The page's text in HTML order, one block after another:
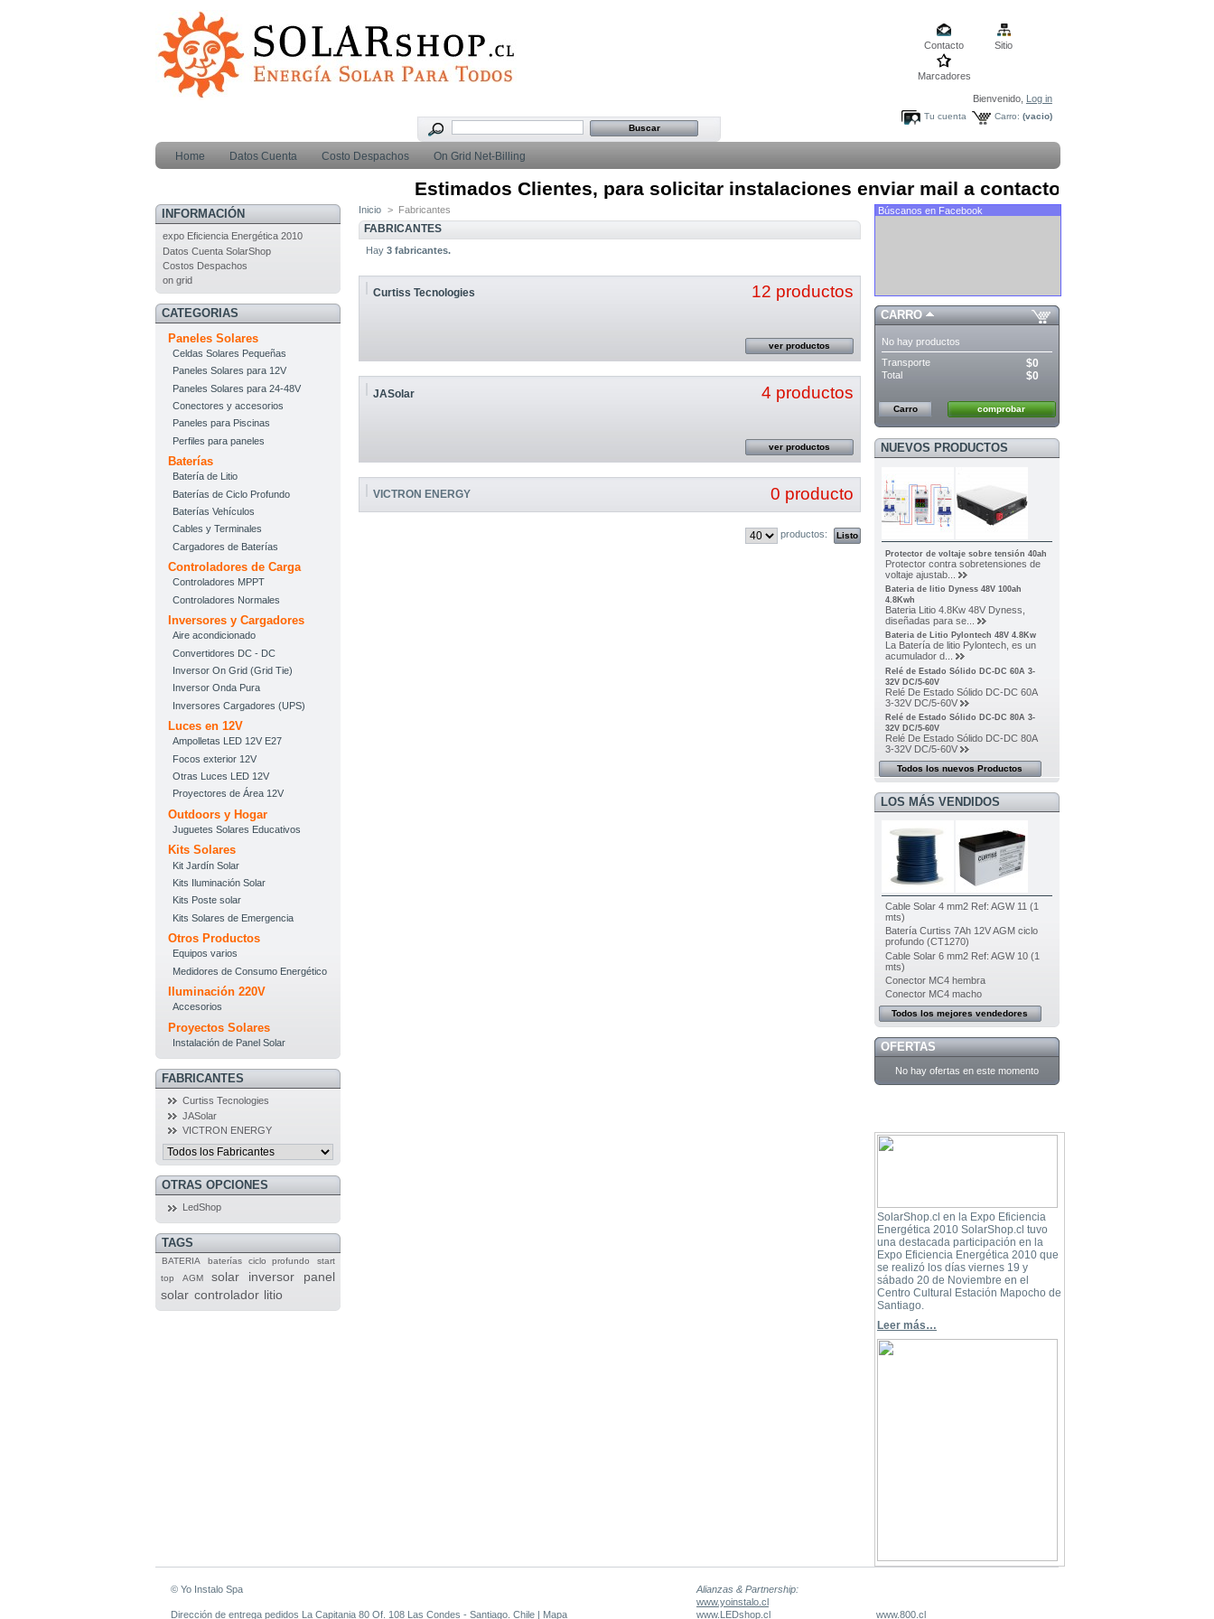
Contacto Sitio
Marcadores
Bienvenido, Log in
Carro: (vacio)
Tu cuenta
Home Datos Cuenta Costo Despachos On Grid Net-Billing
Estimados Clientes, para solicitar instalaciones enviar mail a contacto@yoinstalo.cl
INFORMACIÓN
expo Eficiencia Energética 2010
Datos Cuenta SolarShop
Costos Despachos
on grid
CATEGORIAS
Paneles Solares
Celdas Solares Pequeñas
Paneles Solares para 12V
Paneles Solares para 24-48V
Conectores y accesorios
Paneles para Piscinas
Perfiles para paneles
Baterías
Batería de Litio
Baterías de Ciclo Profundo
Baterías Vehículos
Cables y Terminales
Cargadores de Baterías
Controladores de Carga
Controladores MPPT
Controladores Normales
Inversores y Cargadores
Aire acondicionado
Convertidores DC - DC
Inversor On Grid (Grid Tie)
Inversor Onda Pura
Inversores Cargadores (UPS)
Luces en 12V
Ampolletas LED 12V E27
Focos exterior 12V
Otras Luces LED 12V
Proyectores de Área 12V
Outdoors y Hogar
Juguetes Solares Educativos
Kits Solares
Kit Jardín Solar
Kits Iluminación Solar
Kits Poste solar
Kits Solares de Emergencia
Otros Productos
Equipos varios
Medidores de Consumo Energético
Iluminación 220V
Accesorios
Proyectos Solares
Instalación de Panel Solar
FABRICANTES
Curtiss Tecnologies
JASolar
VICTRON ENERGY
OTRAS OPCIONES
LedShop
TAGS
BATERIA baterías ciclo profundo
start
top
AGM solar inversor
panel
solar controlador litio
Inicio > Fabricantes
FABRICANTES
Hay 3 fabricantes.
Curtiss Tecnologies 12 productos
ver productos
JASolar 4 productos
ver productos
VICTRON ENERGY 0 producto
productos:
Búscanos en Facebook
CARRO
No hay productos
Transporte
$0
Total $0
Carro comprobar
NUEVOS PRODUCTOS
Protector de voltaje sobre tensión 40ah
Protector contra sobretensiones de
voltaje ajustab...
Bateria de litio Dyness 48V 100ah
4.8Kwh
Bateria Litio 4.8Kw 48V Dyness,
diseñadas para se...
Bateria de Litio Pylontech 48V 4.8Kw
La Batería de litio Pylontech, es un
acumulador d...
Relé de Estado Sólido DC-DC 60A 3-
32V DC/5-60V
Relé De Estado Sólido DC-DC 60A
3-32V DC/5-60V
Relé de Estado Sólido DC-DC 80A 3-
32V DC/5-60V
Relé De Estado Sólido DC-DC 80A
3-32V DC/5-60V
Todos los nuevos Productos
LOS MÁS VENDIDOS
Cable Solar 4 mm2 Ref: AGW 11 (1
mts)
Batería Curtiss 7Ah 12V AGM ciclo
profundo (CT1270)
Cable Solar 6 mm2 Ref: AGW 10 (1
mts)
Conector MC4 hembra
Conector MC4 macho
Todos los mejores vendedores
OFERTAS
No hay ofertas en este momento
SolarShop.cl en la Expo Eficiencia
Energética 2010 SolarShop.cl tuvo
una destacada participación en la
Expo Eficiencia Energética 2010 que
se realizó los días viernes 19 y
sábado 20 de Noviembre en el
Centro Cultural Estación Mapocho de
Santiago.
Leer más…
© Yo Instalo Spa
Alianzas & Partnership:
www.yoinstalo.cl
Dirección de entrega pedidos La Capitania 80 Of. 108 Las Condes - Santiago. Chile | Mapa www.LEDshop.cl www.800.cl